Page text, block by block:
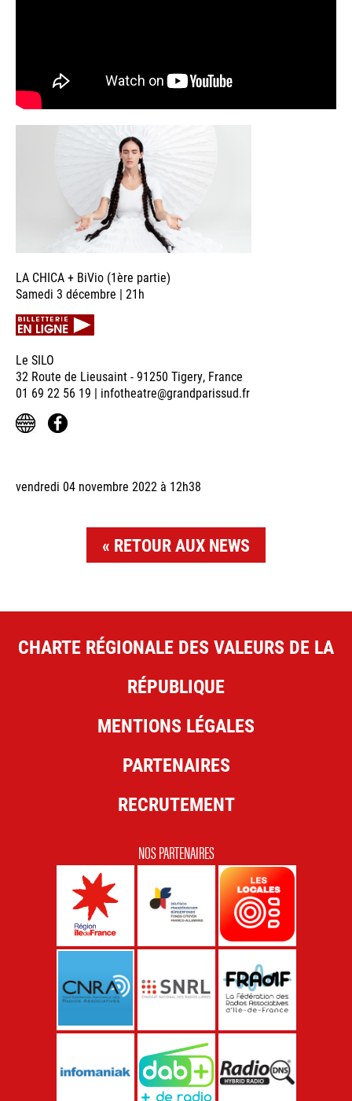
LA CHICA + BiVio (1ère partie)
Samedi 3 décembre | 21h
Le SILO
32 Route de Lieusaint - 91250 Tigery, France
01 69 22 56 19 | infotheatre@grandparissud.fr
vendredi 04 novembre 2022 à 12h38
RETOUR AUX NEWS
CHARTE RÉGIONALE DES VALEURS DE LA
RÉPUBLIQUE
MENTIONS LÉGALES
PARTENAIRES
RECRUTEMENT
NOS PARTENAIRES